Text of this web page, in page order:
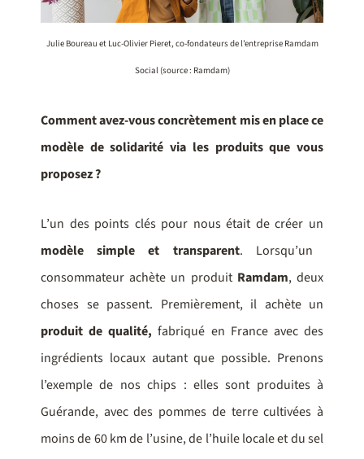
Julie Boureau et Luc-Olivier Pieret, co-fondateurs de l’entreprise Ramdam
Social (source : Ramdam)
Comment avez-vous concrètement mis en place ce
modèle de solidarité via les produits que vous
proposez ?
L’un des points clés pour nous était de créer un
modèle simple et transparent. Lorsqu’un
consommateur achète un produit Ramdam, deux
choses se passent. Premièrement, il achète un
produit de qualité, fabriqué en France avec des
ingrédients locaux autant que possible. Prenons
l’exemple de nos chips : elles sont produites à
Guérande, avec des pommes de terre cultivées à
moins de 60 km de l’usine, de l’huile locale et du sel